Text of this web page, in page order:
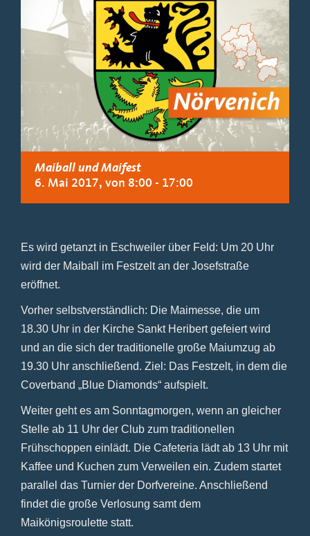
Maiball und Maifest
6. Mai 2017, von 8:00 - 17:00
Es wird getanzt in Eschweiler über Feld: Um 20 Uhr
wird der Maiball im Festzelt an der Josefstraße
eröffnet.
Vorher selbstverständlich: Die Maimesse, die um
18.30 Uhr in der Kirche Sankt Heribert gefeiert wird
und an die sich der traditionelle große Maiumzug ab
19.30 Uhr anschließend. Ziel: Das Festzelt, in dem die
Coverband „Blue Diamonds“ aufspielt.
Weiter geht es am Sonntagmorgen, wenn an gleicher
Stelle ab 11 Uhr der Club zum traditionellen
Frühschoppen einlädt. Die Cafeteria lädt ab 13 Uhr mit
Kaffee und Kuchen zum Verweilen ein. Zudem startet
parallel das Turnier der Dorfvereine. Anschließend
findet die große Verlosung samt dem
Maikönigsroulette statt.